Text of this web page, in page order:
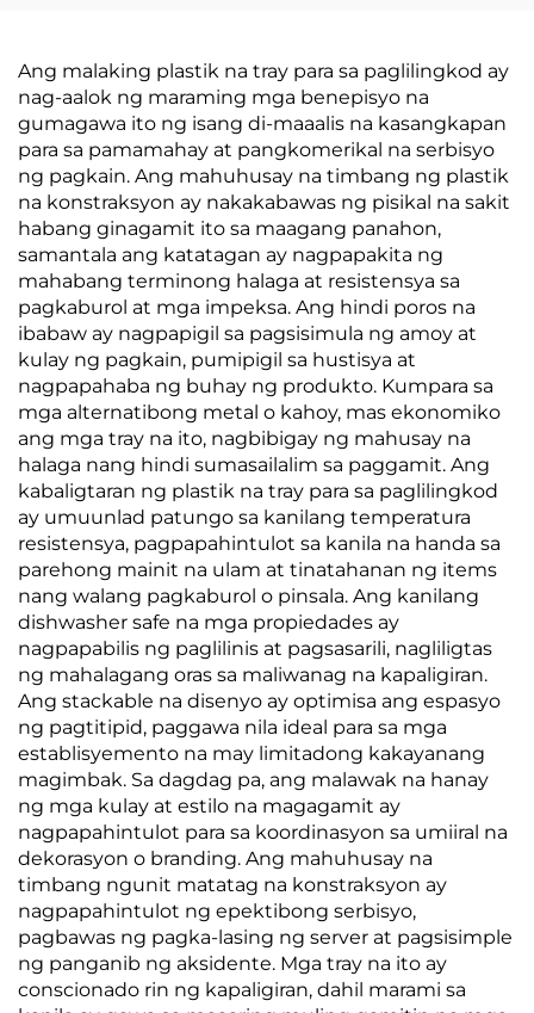
Ang malaking plastik na tray para sa paglilingkod ay
nag-aalok ng maraming mga benepisyo na
gumagawa ito ng isang di-maaalis na kasangkapan
para sa pamamahay at pangkomerikal na serbisyo
ng pagkain. Ang mahuhusay na timbang ng plastik
na konstraksyon ay nakakabawas ng pisikal na sakit
habang ginagamit ito sa maagang panahon,
samantala ang katatagan ay nagpapakita ng
mahabang terminong halaga at resistensya sa
pagkaburol at mga impeksa. Ang hindi poros na
ibabaw ay nagpapigil sa pagsisimula ng amoy at
kulay ng pagkain, pumipigil sa hustisya at
nagpapahaba ng buhay ng produkto. Kumpara sa
mga alternatibong metal o kahoy, mas ekonomiko
ang mga tray na ito, nagbibigay ng mahusay na
halaga nang hindi sumasailalim sa paggamit. Ang
kabaligtaran ng plastik na tray para sa paglilingkod
ay umuunlad patungo sa kanilang temperatura
resistensya, pagpapahintulot sa kanila na handa sa
parehong mainit na ulam at tinatahanan ng items
nang walang pagkaburol o pinsala. Ang kanilang
dishwasher safe na mga propiedades ay
nagpapabilis ng paglilinis at pagsasarili, nagliligtas
ng mahalagang oras sa maliwanag na kapaligiran.
Ang stackable na disenyo ay optimisa ang espasyo
ng pagtitipid, paggawa nila ideal para sa mga
establisyemento na may limitadong kakayanang
magimbak. Sa dagdag pa, ang malawak na hanay
ng mga kulay at estilo na magagamit ay
nagpapahintulot para sa koordinasyon sa umiiral na
dekorasyon o branding. Ang mahuhusay na
timbang ngunit matatag na konstraksyon ay
nagpapahintulot ng epektibong serbisyo,
pagbawas ng pagka-lasing ng server at pagsisimple
ng panganib ng aksidente. Mga tray na ito ay
conscionado rin ng kapaligiran, dahil marami sa